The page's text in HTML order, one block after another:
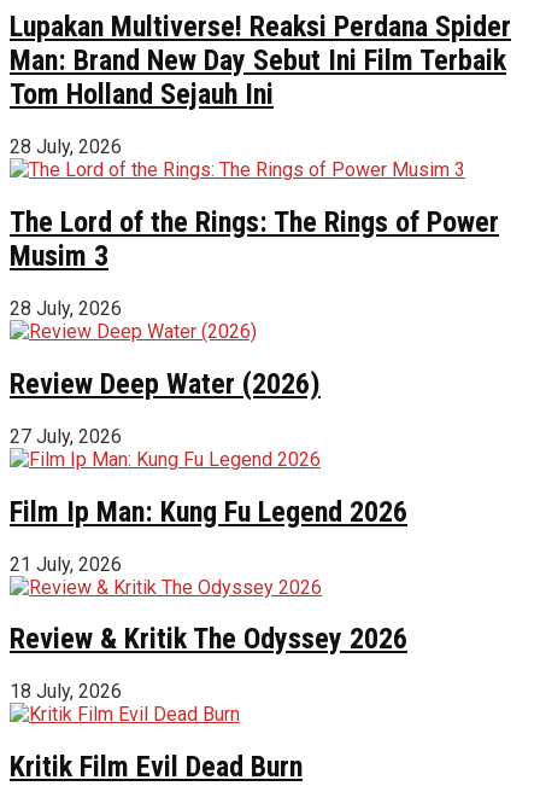
Lupakan Multiverse! Reaksi Perdana Spider
Man: Brand New Day Sebut Ini Film Terbaik
Tom Holland Sejauh Ini
28 July, 2026
The Lord of the Rings: The Rings of Power
Musim 3
28 July, 2026
Review Deep Water (2026)
27 July, 2026
Film Ip Man: Kung Fu Legend 2026
21 July, 2026
Review & Kritik The Odyssey 2026
18 July, 2026
Kritik Film Evil Dead Burn